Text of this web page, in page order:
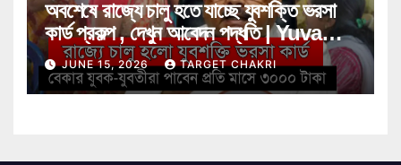
অবশেষে রাজ্যে চালু হতে যাচ্ছে যুবশক্তি ভরসা
কার্ড প্রকল্প , দেখুন আবেদন পদ্ধতি | Yuva
Shakti Bharosa Card Scheme
JUNE 15, 2026 TARGET CHAKRI